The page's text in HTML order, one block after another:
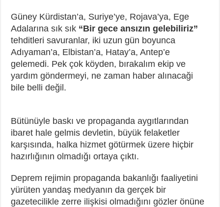
Güney Kürdistan’a, Suriye’ye, Rojava’ya, Ege
Adalarına sık sık “Bir gece ansızın gelebiliriz”
tehditleri savuranlar, iki uzun gün boyunca
Adıyaman’a, Elbistan’a, Hatay’a, Antep’e
gelemedi. Pek çok köyden, bırakalım ekip ve
yardım göndermeyi, ne zaman haber alınacaği
bile belli değil.
Bütünüyle baskı ve propaganda aygıtlarından
ibaret hale gelmis devletin, büyük felaketler
karşısında, halka hizmet götürmek üzere hiçbir
hazırlığının olmadığı ortaya çıktı.
Deprem rejimin propaganda bakanlığı faaliyetini
yürüten yandaş medyanın da gerçek bir
gazetecilikle zerre ilişkisi olmadığını gözler önüne